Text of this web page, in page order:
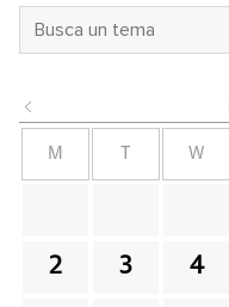
M W
2 3 4